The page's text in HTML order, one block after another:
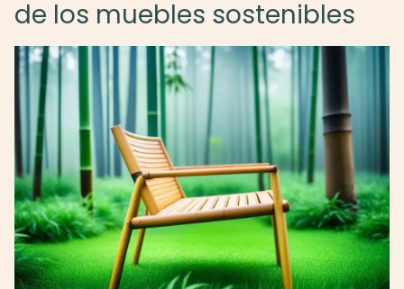
de los muebles sostenibles